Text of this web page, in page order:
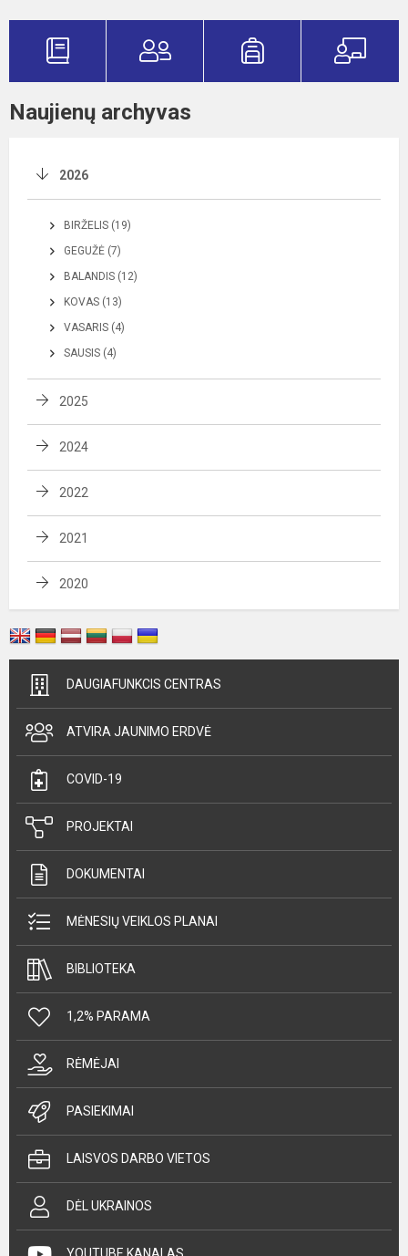
Naujienų archyvas
2026
BIRŽELIS (19)
GEGUŽĖ (7)
BALANDIS (12)
KOVAS (13)
VASARIS (4)
SAUSIS (4)
2025
2024
2022
2021
2020
DAUGIAFUNKCIS CENTRAS
ATVIRA JAUNIMO ERDVĖ
COVID-19
PROJEKTAI
DOKUMENTAI
MĖNESIŲ VEIKLOS PLANAI
BIBLIOTEKA
1,2% PARAMA
RĖMĖJAI
PASIEKIMAI
LAISVOS DARBO VIETOS
DĖL UKRAINOS